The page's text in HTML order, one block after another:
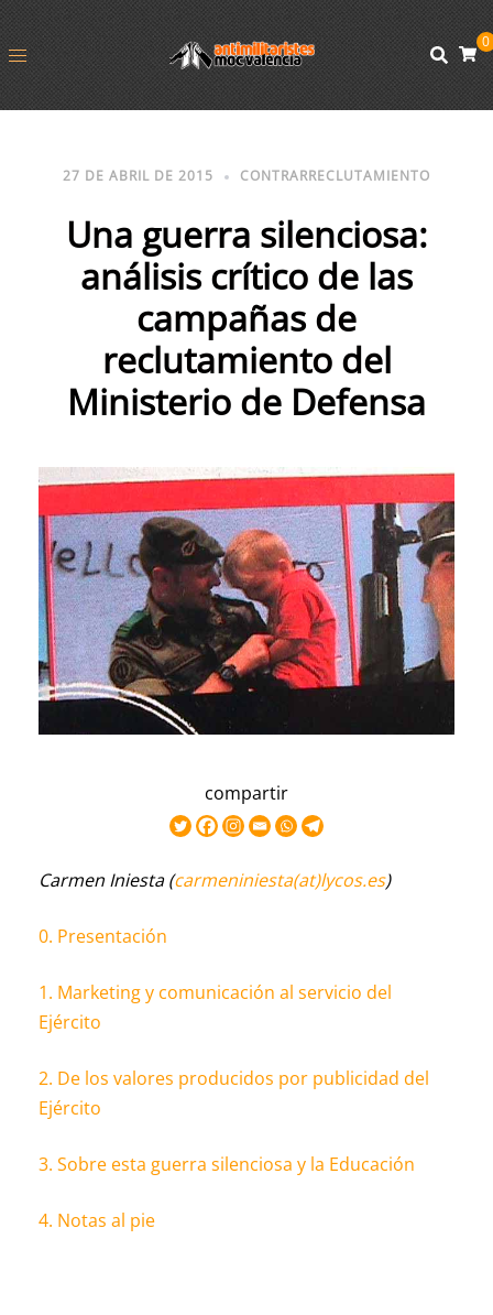
0
27 DE ABRIL DE 2015 CONTRARRECLUTAMIENTO
Una guerra silenciosa:
análisis crítico de las
campañas de
reclutamiento del
Ministerio de Defensa
compartir
Carmen Iniesta (carmeniniesta(at)lycos.es)
0. Presentación
1. Marketing y comunicación al servicio del
Ejército
2. De los valores producidos por publicidad del
Ejército
3. Sobre esta guerra silenciosa y la Educación
4. Notas al pie